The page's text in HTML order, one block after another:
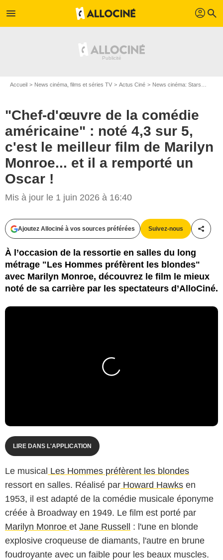
menu profil search
Accueil News cinéma, films et séries TV Actus Ciné News cinéma: Stars
"Chef-d'œuvre de la comédie
américaine" : noté 4,3 sur 5,
c'est le meilleur film de Marilyn
Monroe... et il a remporté un
Oscar !
Mis à jour le 1 juin 2026 à 16:40
Ajoutez Allociné à vos sources préférées Suivez-nous
À l’occasion de la ressortie en salles du long
métrage "Les Hommes préfèrent les blondes"
avec Marilyn Monroe, découvrez le film le mieux
noté de sa carrière par les spectateurs d’AlloCiné.
LIRE DANS L'APPLICATION
Le musical Les Hommes préfèrent les blondes
ressort en salles. Réalisé par Howard Hawks en
1953, il est adapté de la comédie musicale éponyme
créée à Broadway en 1949. Le film est porté par
Marilyn Monroe et Jane Russell : l'une en blonde
explosive croqueuse de diamants, l'autre en brune
foudroyante avec un faible pour les beaux muscles.